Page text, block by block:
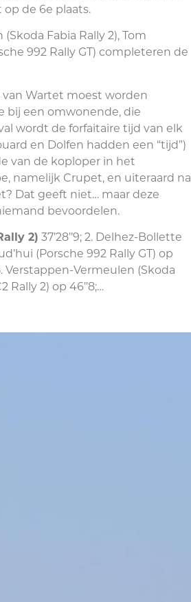
de 6e plaats.
Fabia Rally 2), Tom
992 Rally GT) completeren de
Wartet moest worden
bij een omwonende, die
wordt de forfaitaire tijd van elk
en Dolfen hadden een “tijd”)
van de koploper in het
namelijk Crupet, en uiteraard na
Dat geeft niet… maar deze
bevoordelen.
2) 37’28’’9; 2. Delhez-Bollette
(Porsche 992 Rally GT) op
Verstappen-Vermeulen (Skoda
Rally 2) op 46’’8;…